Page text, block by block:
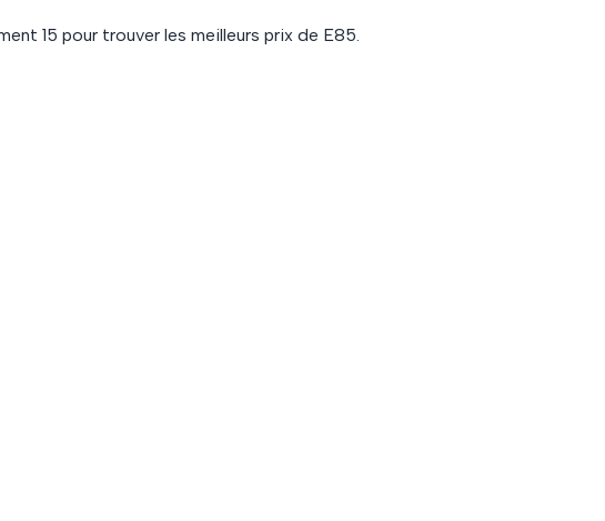
15 pour trouver les meilleurs prix de E85.